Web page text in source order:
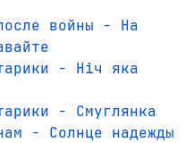
войны - На
- Ніч яка
- Смуглянка
- Солнце надежды